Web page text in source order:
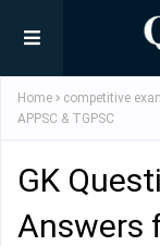
Home competitive
APPSC & TGPSC
GK
Answers